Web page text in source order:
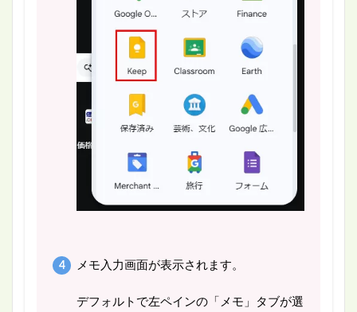
メモ入力画面が表示されます。
デフォルトで左ペインの「メモ」タブが選